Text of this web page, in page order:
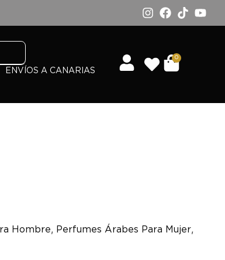
ENVÍOS A CANARIAS
0
Hombre, Perfumes Árabes Para Mujer,